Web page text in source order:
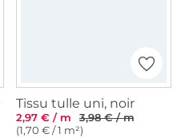
Tissu tulle uni, noir
2,97 € / m
3,98 € / m
(1,70 € / 1 m²)